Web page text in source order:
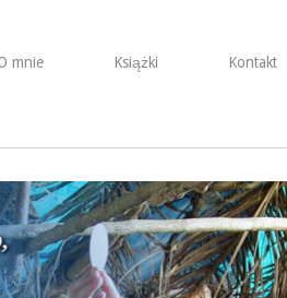
mnie Książki Kontakt